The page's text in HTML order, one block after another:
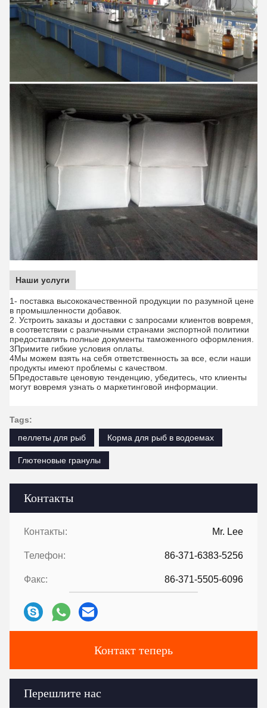
Контакты
Контакты: Mr. Lee
Телефон: 86-371-6383-5256
Факс: 86-371-5505-6096
Контакт теперь
Перешлите нас
Наши услуги
1- поставка высококачественной продукции по разумной цене
в промышленности добавок.
2. Устроить заказы и доставки с запросами клиентов вовремя,
в соответствии с различными странами экспортной политики
предоставлять полные документы таможенного оформления.
3Примите гибкие условия оплаты.
4Мы можем взять на себя ответственность за все, если наши
продукты имеют проблемы с качеством.
5Предоставьте ценовую тенденцию, убедитесь, что клиенты
могут вовремя узнать о маркетинговой информации.
Tags:
пеллеты для рыб
Корма для рыб в водоемах
Глютеновые гранулы